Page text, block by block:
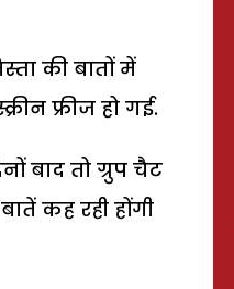
की बातों में
फ्रीज हो गई.
बाद तो ग्रुप चैट
कह रही होंगी